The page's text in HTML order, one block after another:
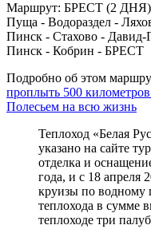
Маршрут: БРЕСТ (2 ДНЯ)
Пуща - Водораздел -
Пинск - Стахово - Давид-
Пинск - Кобрин - БРЕСТ
Подробно об этом
проплыть 500
Полесьем на всю жизнь
Теплоход «Белая
указано на сайте
отделка и
года, и с 18 апреля
круизы по водному
теплохода в сумме
теплоходе три